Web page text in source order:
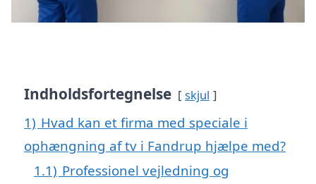
Indholdsfortegnelse skjul
1) Hvad kan et firma med speciale i
ophængning af tv i Fandrup hjælpe med?
1.1) Professionel vejledning og